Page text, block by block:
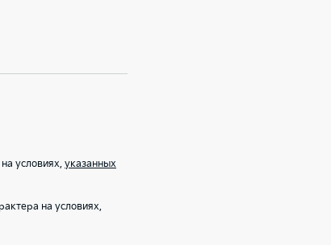
условиях, указанных
на условиях,